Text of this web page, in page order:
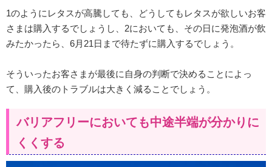
1のようにレタスが高騰しても、どうしてもレタスが欲しいお客
さまは購入するでしょうし、2においても、その日に発泡酒が飲
みたかったら、6月21日まで待たずに購入するでしょう。
そういったお客さまが最後に自身の判断で決めることによっ
て、購入後のトラブルは大きく減ることでしょう。
バリアフリーにおいても中途半端が分かりに
くくする